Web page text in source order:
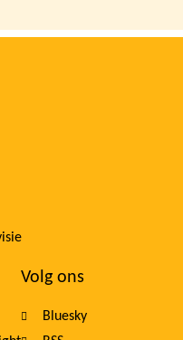
Volg ons
Bluesky